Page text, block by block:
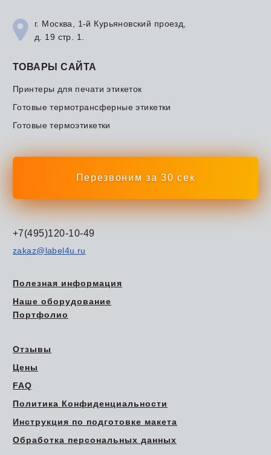
г. Москва, 1-й Курьяновский проезд,
д. 19 стр. 1.
ТОВАРЫ САЙТА
Принтеры для печати этикеток
Готовые термотрансферные этикетки
Готовые термоэтикетки
Перезвоним за 30 сек
+7(495)120-10-49
zakaz@label4u.ru
Полезная информация
Наше оборудование
Портфолио
Отзывы
Цены
FAQ
Политика Конфиденциальности
Инструкция по подготовке макета
Обработка персональных данных